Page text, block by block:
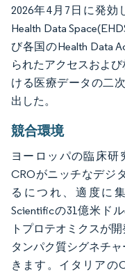
2026年4月7日に発効
Health Data
び各国のHealth Data
られたアクセスおよ
ける医療データの二
出した。
競合環境
ヨーロッパの臨床研
CROがニッチなデジ
るにつれ、適度に
Scientificの31億米ド
トプロテオミクスが
タンパク質シグネチ
きます。イタリアの